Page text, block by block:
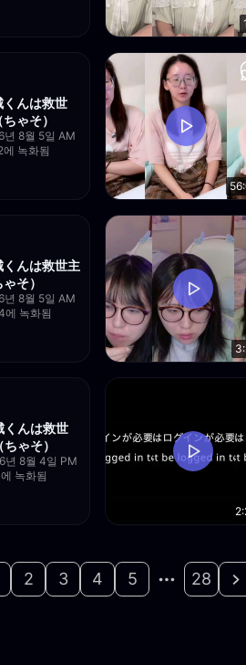
くんは救世
ゃそ）
년 8월 5일 AM
에 녹화됨
くんは救世主
ゃそ）
년 8월 5일 AM
에 녹화됨
くんは救世
ゃそ）
년 8월 4일 PM
녹화됨
2 3 4 5 28